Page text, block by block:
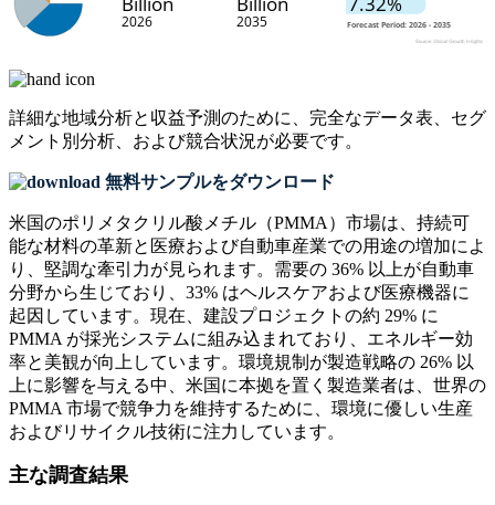
詳細な地域分析と収益予測のために、 完全なデータ表、セグ
メント別分析、および競合状況が必要です。
無料サンプルをダウンロード
米国のポリメタクリル酸メチル（PMMA）市場は、持続可
能な材料の革新と医療および自動車産業での用途の増加によ
り、堅調な牽引力が見られます。需要の 36% 以上が自動車
分野から生じており、33% はヘルスケアおよび医療機器に
起因しています。現在、建設プロジェクトの約 29% に
PMMA が採光システムに組み込まれており、エネルギー効
率と美観が向上しています。環境規制が製造戦略の 26% 以
上に影響を与える中、米国に本拠を置く製造業者は、世界の
PMMA 市場で競争力を維持するために、環境に優しい生産
およびリサイクル技術に注力しています。
主な調査結果